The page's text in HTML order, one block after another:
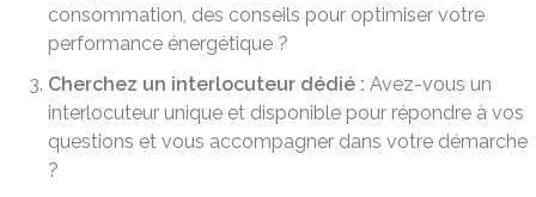
consommation, des conseils pour optimiser votre
performance énergétique ?
Cherchez un interlocuteur dédié : Avez-vous un
interlocuteur unique et disponible pour répondre à vos
questions et vous accompagner dans votre démarche
?